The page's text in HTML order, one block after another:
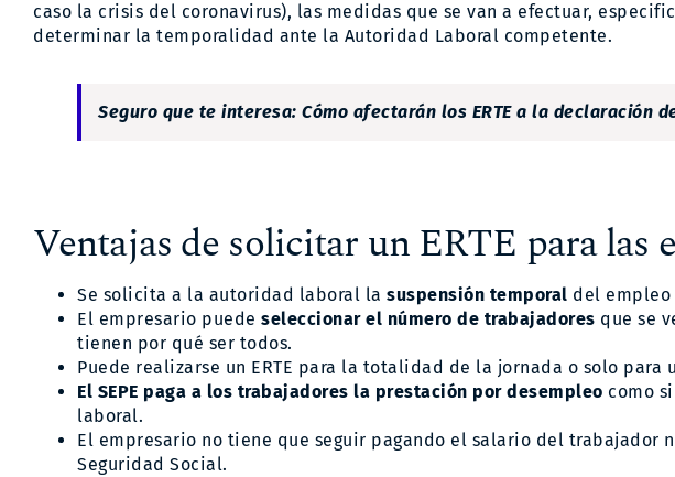
caso la crisis del coronavirus), las medidas que se van a efectuar,
determinar la temporalidad ante la Autoridad Laboral competente.
Seguro que te interesa: Cómo afectarán los ERTE a la declaración
Ventajas de solicitar un ERTE para las
Se solicita a la autoridad laboral la suspensión temporal del empleo
El empresario puede seleccionar el número de trabajadores que se
tienen por qué ser todos.
Puede realizarse un ERTE para la totalidad de la jornada o solo para
El SEPE paga a los trabajadores la prestación por desempleo como
laboral.
El empresario no tiene que seguir pagando el salario del trabajador
Seguridad Social.